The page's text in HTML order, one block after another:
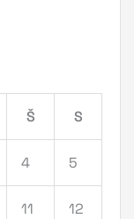
Š S
4 5
11 12